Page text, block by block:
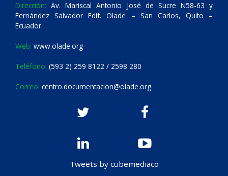
Dirección: Av. Mariscal Antonio José de Sucre N58-63 y
Fernández Salvador Edif. Olade – San Carlos, Quito –
Ecuador.
Web: www.olade.org
Teléfono: (593 2) 259 8122 / 2598 280
Correo: centro.documentacion@olade.org
Tweets by cubemediaco